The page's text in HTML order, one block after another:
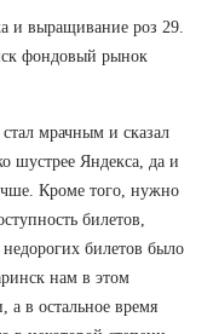
и выращивание роз 29.
фондовый рынок
мрачным и сказал
шустрее Яндекса, да и
Кроме того, нужно
билетов,
недорогих билетов было
нам в этом
а в остальное время